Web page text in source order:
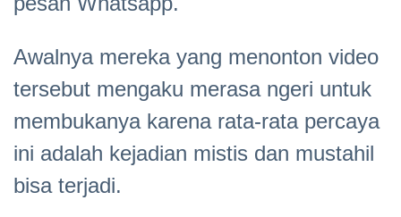
Awalnya mereka yang menonton video
tersebut mengaku merasa ngeri untuk
membukanya karena rata-rata percaya
ini adalah kejadian mistis dan mustahil
bisa terjadi.